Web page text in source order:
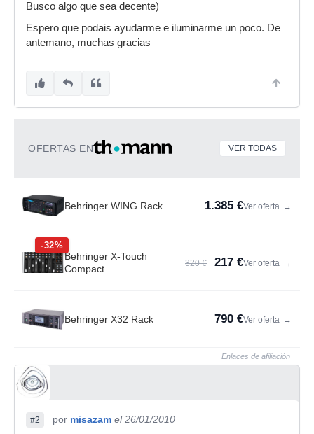
Busco algo que sea decente)
Espero que podais ayudarme e iluminarme un poco. De
antemano, muchas gracias
OFERTAS EN VER TODAS
Behringer WING Rack 1.385 €Ver oferta →
-32%
Behringer X-Touch
Compact
320 € 217 €Ver oferta →
Behringer X32 Rack 790 €Ver oferta →
Enlaces de afiliación
#2 por misazam el 26/01/2010